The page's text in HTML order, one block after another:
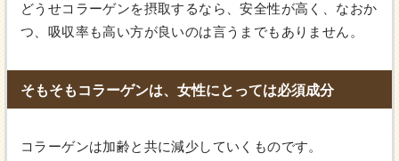
どうせコラーゲンを摂取するなら、安全性が高く、なおか
つ、吸収率も高い方が良いのは言うまでもありません。
そもそもコラーゲンは、女性にとっては必須成分
コラーゲンは加齢と共に減少していくものです。